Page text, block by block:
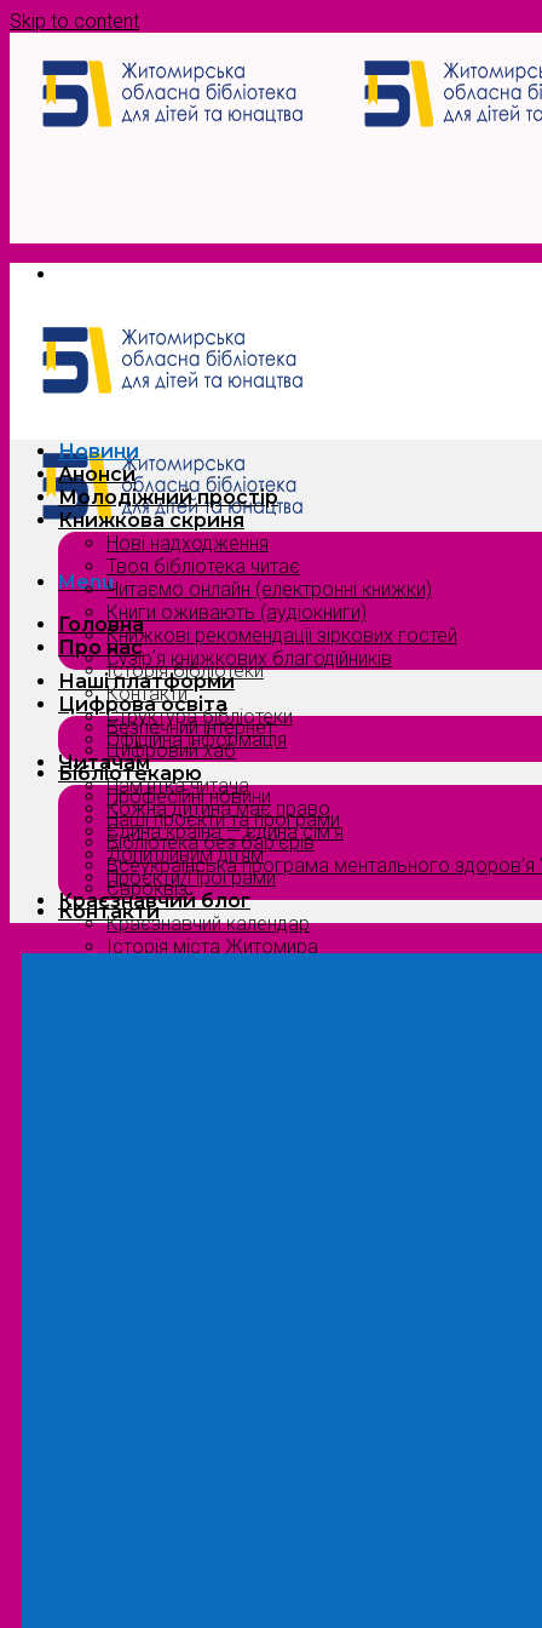
Skip to content
Menu
Головна
Про нас
Історія бібліотеки
Контакти
Структура бібліотеки
Офіційна інформація
Читачам
Пам’ятка читача
Кожна дитина має право
Єдина країна — єдина сім’я
Допитливим дітям
Проєкти/Програми
Краєзнавчий блог
Краєзнавчий календар
Історія міста Житомира
Новини
Анонси
Молодіжний простір
Книжкова скриня
Нові надходження
Твоя бібліотека читає
Читаємо онлайн (електронні книжки)
Книги оживають (аудіокниги)
Книжкові рекомендації зіркових гостей
Сузірʼя книжкових благодійників
Наші платформи
Цифрова освіта
Безпечний інтернет
Цифровий хаб
Бібліотекарю
Професійні новини
Наші проєкти та програми
Бібліотека без бар’єрів
Всеукраїнська програма ментального здоров’я
Євроквіз
Контакти